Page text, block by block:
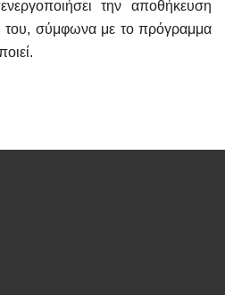
την αποθήκευση
του, σύμφωνα με το πρόγραμμα